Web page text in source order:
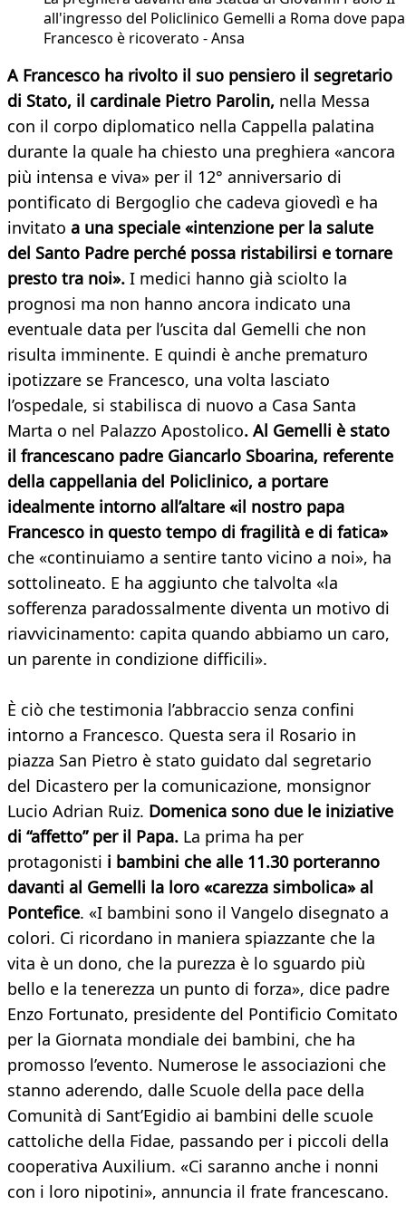
all'ingresso del Policlinico Gemelli a Roma dove papa
Francesco è ricoverato - Ansa
A Francesco ha rivolto il suo pensiero il segretario
di Stato, il cardinale Pietro Parolin, nella Messa
con il corpo diplomatico nella Cappella palatina
durante la quale ha chiesto una preghiera «ancora
più intensa e viva» per il 12° anniversario di
pontificato di Bergoglio che cadeva giovedì e ha
invitato a una speciale «intenzione per la salute
del Santo Padre perché possa ristabilirsi e tornare
presto tra noi». I medici hanno già sciolto la
prognosi ma non hanno ancora indicato una
eventuale data per l’uscita dal Gemelli che non
risulta imminente. E quindi è anche prematuro
ipotizzare se Francesco, una volta lasciato
l’ospedale, si stabilisca di nuovo a Casa Santa
Marta o nel Palazzo Apostolico. Al Gemelli è stato
il francescano padre Giancarlo Sboarina, referente
della cappellania del Policlinico, a portare
idealmente intorno all’altare «il nostro papa
Francesco in questo tempo di fragilità e di fatica»
che «continuiamo a sentire tanto vicino a noi», ha
sottolineato. E ha aggiunto che talvolta «la
sofferenza paradossalmente diventa un motivo di
riavvicinamento: capita quando abbiamo un caro,
un parente in condizione difficili».
È ciò che testimonia l’abbraccio senza confini
intorno a Francesco. Questa sera il Rosario in
piazza San Pietro è stato guidato dal segretario
del Dicastero per la comunicazione, monsignor
Lucio Adrian Ruiz. Domenica sono due le iniziative
di “affetto” per il Papa. La prima ha per
protagonisti i bambini che alle 11.30 porteranno
davanti al Gemelli la loro «carezza simbolica» al
Pontefice. «I bambini sono il Vangelo disegnato a
colori. Ci ricordano in maniera spiazzante che la
vita è un dono, che la purezza è lo sguardo più
bello e la tenerezza un punto di forza», dice padre
Enzo Fortunato, presidente del Pontificio Comitato
per la Giornata mondiale dei bambini, che ha
promosso l’evento. Numerose le associazioni che
stanno aderendo, dalle Scuole della pace della
Comunità di Sant’Egidio ai bambini delle scuole
cattoliche della Fidae, passando per i piccoli della
cooperativa Auxilium. «Ci saranno anche i nonni
con i loro nipotini», annuncia il frate francescano.